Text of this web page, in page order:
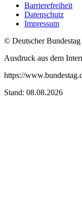
Barrierefreiheit
Datenschutz
Impressum
© Deutscher Bundestag
Ausdruck aus dem
https://
Stand: 08.08.2026